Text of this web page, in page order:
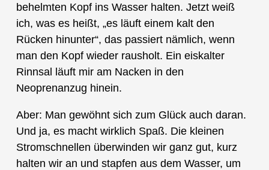
behelmten Kopf ins Wasser halten. Jetzt weiß
ich, was es heißt, „es läuft einem kalt den
Rücken hinunter“, das passiert nämlich, wenn
man den Kopf wieder rausholt. Ein eiskalter
Rinnsal läuft mir am Nacken in den
Neoprenanzug hinein.
Aber: Man gewöhnt sich zum Glück auch daran.
Und ja, es macht wirklich Spaß. Die kleinen
Stromschnellen überwinden wir ganz gut, kurz
halten wir an und stapfen aus dem Wasser, um